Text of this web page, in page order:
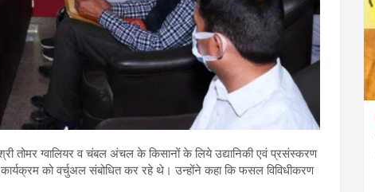
तोमर ग्वालियर व चंबल अंचल के किसानों के लिये उद्यानिकी एवं प्रसंस्करण
कार्यक्रम को वर्चुअल संबोधित कर रहे थे। उन्होंने कहा कि फसल विविधीकरण